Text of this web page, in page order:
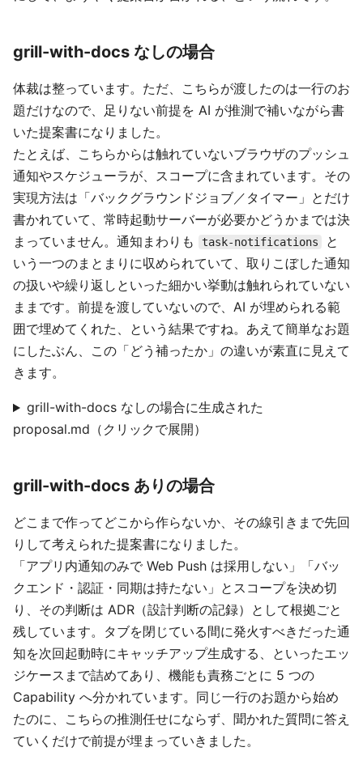
grill-with-docs なしの場合
体裁は整っています。ただ、こちらが渡したのは一行のお
題だけなので、足りない前提を AI が推測で補いながら書
いた提案書になりました。
たとえば、こちらからは触れていないブラウザのプッシュ
通知やスケジューラが、スコープに含まれています。その
実現方法は「バックグラウンドジョブ／タイマー」とだけ
書かれていて、常時起動サーバーが必要かどうかまでは決
まっていません。通知まわりも
task-notifications
と
いう一つのまとまりに収められていて、取りこぼした通知
の扱いや繰り返しといった細かい挙動は触れられていない
ままです。前提を渡していないので、AI が埋められる範
囲で埋めてくれた、という結果ですね。あえて簡単なお題
にしたぶん、この「どう補ったか」の違いが素直に見えて
きます。
grill-with-docs なしの場合に生成された
proposal.md（クリックで展開）
grill-with-docs ありの場合
どこまで作ってどこから作らないか、その線引きまで先回
りして考えられた提案書になりました。
「アプリ内通知のみで Web Push は採用しない」「バッ
クエンド・認証・同期は持たない」とスコープを決め切
り、その判断は ADR（設計判断の記録）として根拠ごと
残しています。タブを閉じている間に発火すべきだった通
知を次回起動時にキャッチアップ生成する、といったエッ
ジケースまで詰めてあり、機能も責務ごとに 5 つの
Capability へ分かれています。同じ一行のお題から始め
たのに、こちらの推測任せにならず、聞かれた質問に答え
ていくだけで前提が埋まっていきました。